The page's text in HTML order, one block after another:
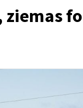
ziemas